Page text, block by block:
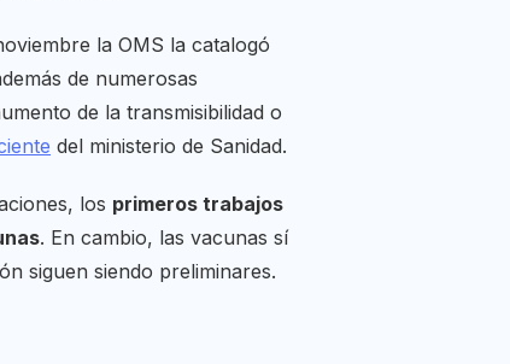
la OMS la catalogó
de numerosas
de la transmisibilidad o
del ministerio de Sanidad.
los primeros trabajos
. En cambio, las vacunas sí
siguen siendo preliminares.